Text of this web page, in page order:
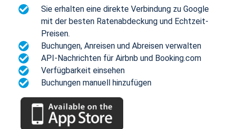
Sie erhalten eine direkte Verbindung zu Google
mit der besten Ratenabdeckung und Echtzeit-
Preisen.
Buchungen, Anreisen und Abreisen verwalten
API-Nachrichten für Airbnb und Booking.com
Verfügbarkeit einsehen
Buchungen manuell hinzufügen